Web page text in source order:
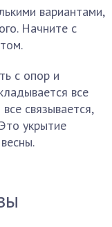
вариантами,
Начните с
с опор и
все
связывается,
укрытие